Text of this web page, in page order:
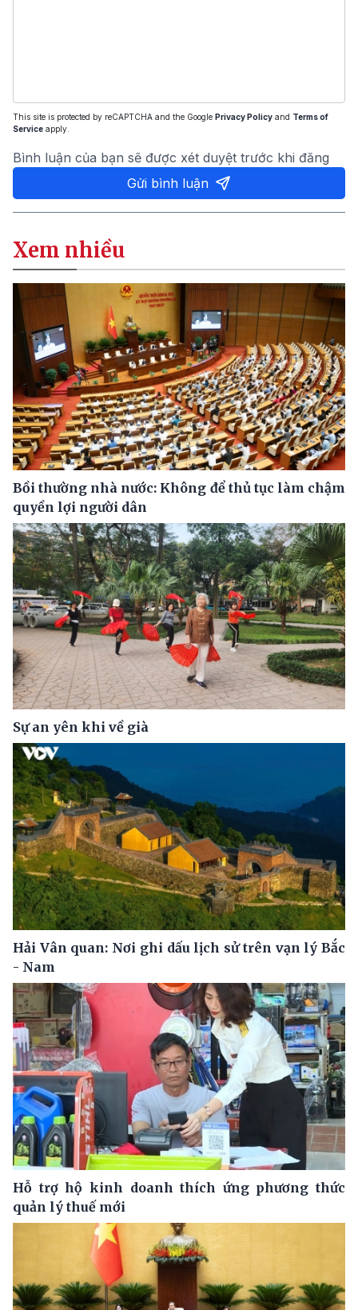
This site is protected by reCAPTCHA and the Google Privacy Policy and Terms of
Service apply.
Bình luận của bạn sẽ được xét duyệt trước khi đăng
Gửi bình luận
Xem nhiều
Bồi thường nhà nước: Không để thủ tục làm chậm
quyền lợi người dân
Sự an yên khi về già
Hải Vân quan: Nơi ghi dấu lịch sử trên vạn lý Bắc
- Nam
Hỗ trợ hộ kinh doanh thích ứng phương thức
quản lý thuế mới